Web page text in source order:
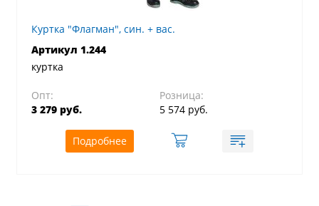
Куртка "Флагман", син. + вас.
Артикул 1.244
куртка
Опт:
3 279 руб.
Розница:
5 574 руб.
Подробнее